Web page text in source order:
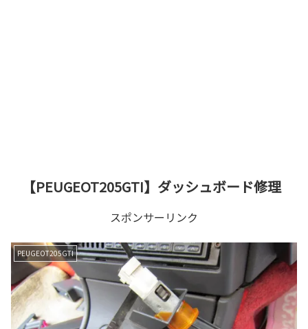
【PEUGEOT205GTI】ダッシュボード修理
スポンサーリンク
PEUGEOT205GTI